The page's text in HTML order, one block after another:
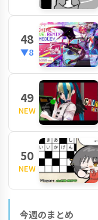
48
▼8
49
NEW
50
NEW
今週のまとめ